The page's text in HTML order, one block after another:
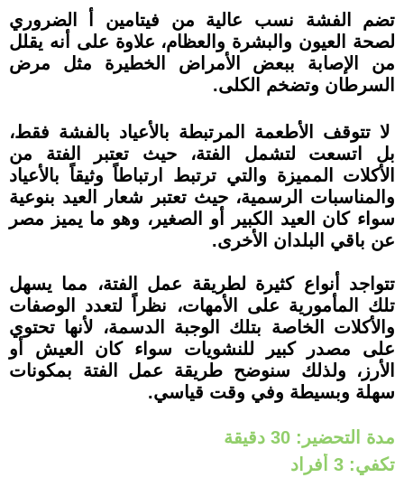
تضم الفشة نسب عالية من فيتامين أ الضروري
لصحة العيون والبشرة والعظام، علاوة على أنه يقلل
من الإصابة ببعض الأمراض الخطيرة مثل مرض
السرطان وتضخم الكلى.
لا تتوقف الأطعمة المرتبطة بالأعياد بالفشة فقط،
بل اتسعت لتشمل الفتة، حيث تعتبر الفتة من
الأكلات المميزة والتي ترتبط ارتباطاً وثيقاً بالأعياد
والمناسبات الرسمية، حيث تعتبر شعار العيد بنوعية
سواء كان العيد الكبير أو الصغير، وهو ما يميز مصر
عن باقي البلدان الأخرى.
تتواجد أنواع كثيرة لطريقة عمل الفتة، مما يسهل
تلك المأمورية على الأمهات، نظراً لتعدد الوصفات
والأكلات الخاصة بتلك الوجبة الدسمة، لأنها تحتوي
على مصدر كبير للنشويات سواء كان العيش أو
الأرز، ولذلك سنوضح طريقة عمل الفتة بمكونات
سهلة وبسيطة وفي وقت قياسي.
مدة التحضير: 30 دقيقة
تكفي: 3 أفراد